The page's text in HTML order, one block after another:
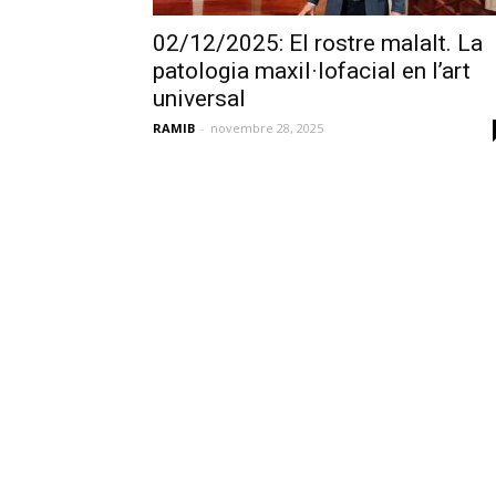
02/12/2025: El rostre malalt. La
patologia maxil·lofacial en l’art
universal
RAMIB - novembre 28, 2025